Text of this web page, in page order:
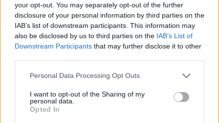
your opt-out. You may separately opt-out of the further
disclosure of your personal information by third parties on the
IAB’s list of downstream participants. This information may
also be disclosed by us to third parties on the IAB’s List of
Downstream Participants that may further disclose it to other
Personal Data Processing Opt Outs
I want to opt-out of the Sharing of my
personal data.
Opted In
német érettségi 2019
belföld
érettségi 2019
történelem érettségi 2019
magyar érettségi 2019
matek érettségi 2019
angol érettségi 2019